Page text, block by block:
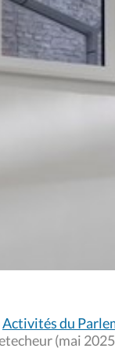
Activités du
(mai